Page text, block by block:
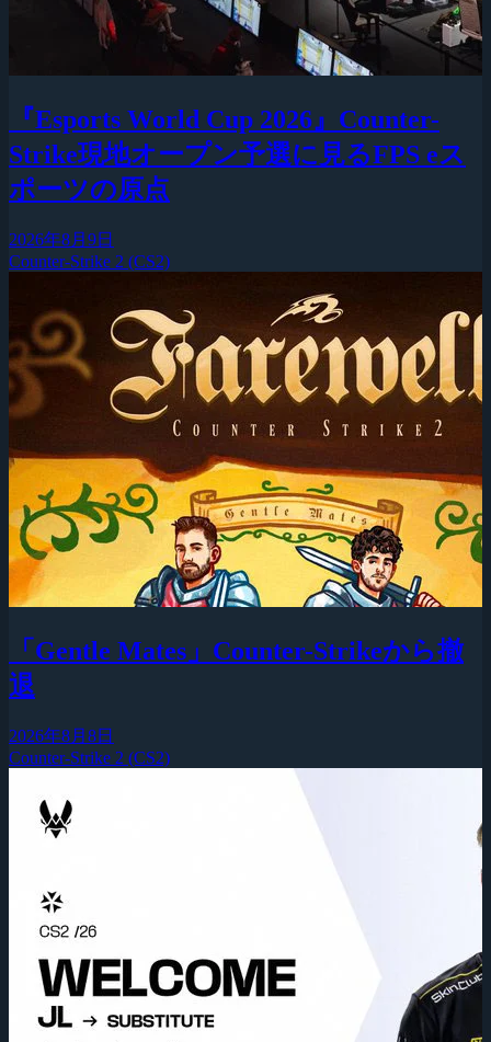
『Esports World Cup 2026』Counter-
Strike現地オープン予選に見るFPS eス
ポーツの原点
2026年8月9日
Counter-Strike 2 (CS2)
「Gentle Mates」Counter-Strikeから撤
退
2026年8月8日
Counter-Strike 2 (CS2)